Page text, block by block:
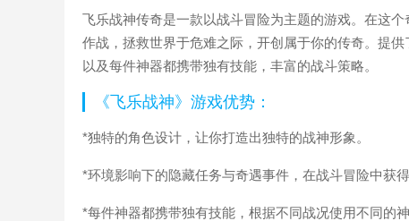
飞乐战神传奇是一款以战斗冒险为主题的游戏。在这
作战，拯救世界于危难之际，开创属于你的传奇。提
以及每件神器都携带独有技能，丰富的战斗策略。
《飞乐战神》游戏优势：
*独特的角色设计，让你打造出独特的战神形象。
*环境影响下的隐藏任务与奇遇事件，在战斗冒险中获得
*每件神器都携带独有技能，根据不同战况使用不同的